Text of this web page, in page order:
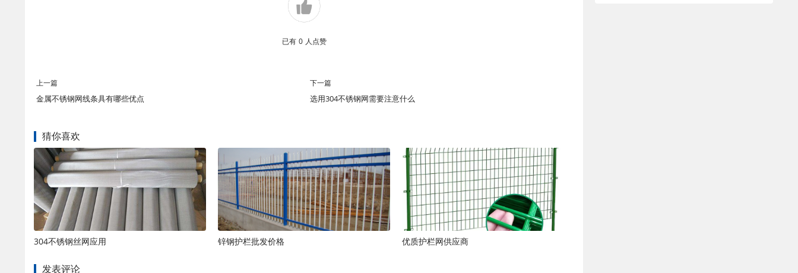
已有 0 人点赞
上一篇
金属不锈钢网线条具有哪些优点
下一篇
选用304不锈钢网需要注意什么
猜你喜欢
304不锈钢丝网应用 锌钢护栏批发价格 优质护栏网供应商
发表评论